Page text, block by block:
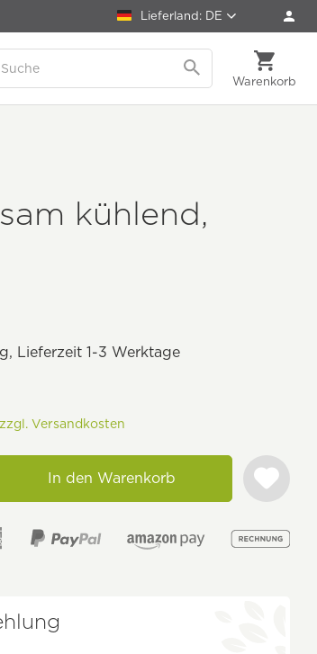
Lieferland: DE
Warenkorb
kühlend,
Lieferzeit 1-3 Werktage
zzgl. Versandkosten
In den Warenkorb